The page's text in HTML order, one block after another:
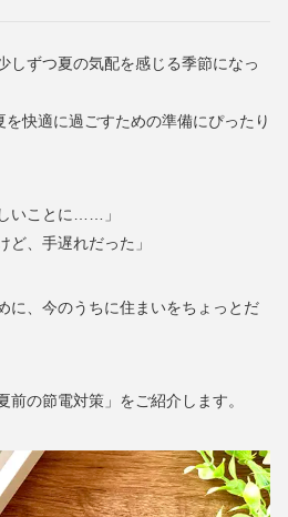
しずつ夏の気配を感じる季節になっ
を快適に過ごすための準備にぴったり
いことに……」
ど、手遅れだった」
に、今のうちに住まいをちょっとだ
の節電対策」をご紹介します。